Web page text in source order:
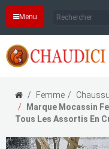
Menu
Femme
Marque Mocassin
Tous Les Assortis En